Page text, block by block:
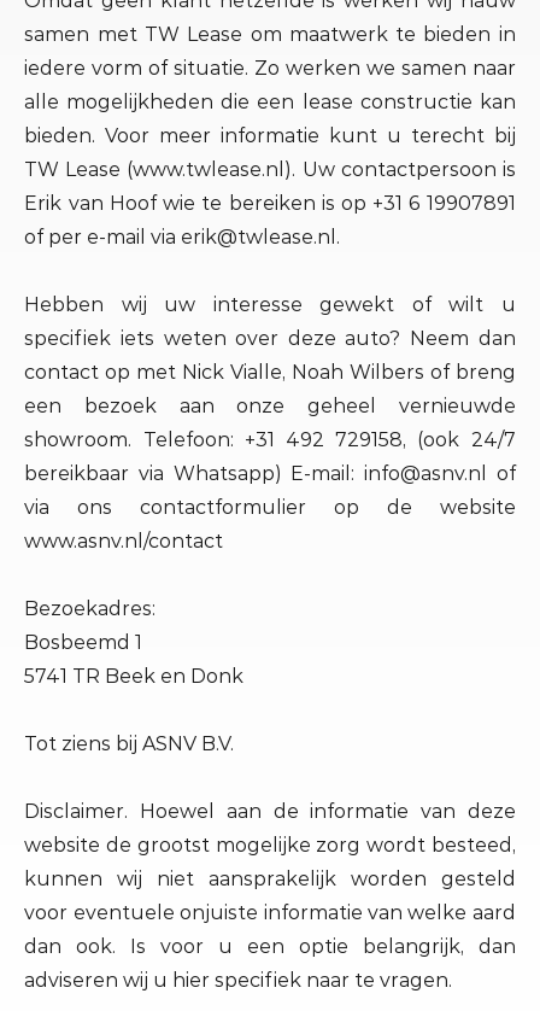
samen met TW Lease om maatwerk te bieden in
iedere vorm of situatie. Zo werken we samen naar
alle mogelijkheden die een lease constructie kan
bieden. Voor meer informatie kunt u terecht bij
TW Lease (www.twlease.nl). Uw contactpersoon is
Erik van Hoof wie te bereiken is op +31 6 19907891
of per e-mail via erik@twlease.nl.
Hebben wij uw interesse gewekt of wilt u
specifiek iets weten over deze auto? Neem dan
contact op met Nick Vialle, Noah Wilbers of breng
een bezoek aan onze geheel vernieuwde
showroom. Telefoon: +31 492 729158, (ook 24/7
bereikbaar via Whatsapp) E-mail: info@asnv.nl of
via ons contactformulier op de website
www.asnv.nl/contact
Bezoekadres:
Bosbeemd 1
5741 TR Beek en Donk
Tot ziens bij ASNV B.V.
Disclaimer. Hoewel aan de informatie van deze
website de grootst mogelijke zorg wordt besteed,
kunnen wij niet aansprakelijk worden gesteld
voor eventuele onjuiste informatie van welke aard
dan ook. Is voor u een optie belangrijk, dan
adviseren wij u hier specifiek naar te vragen.